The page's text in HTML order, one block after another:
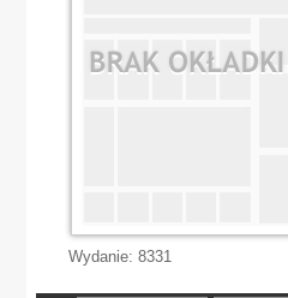
Wydanie: 8331